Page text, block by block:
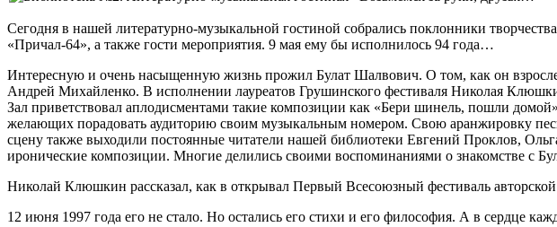
Сегодня в нашей литературно-музыкальной гостиной собрались поклонники
«Причал-64», а также гости мероприятия. 9 мая ему бы исполнилось 94 года…
Интересную и очень насыщенную жизнь прожил Булат Шалвович. О том, как он
Андрей Михайленко. В исполнении лауреатов Грушинского фестиваля Николая
Зал приветствовал аплодисментами такие композиции как «Бери шинель, пошли
желающих порадовать аудиторию своим музыкальным номером. Свою аранжировку
сцену также выходили постоянные читатели нашей библиотеки Евгений Проклов,
иронические композиции. Многие делились своими воспоминаниями о знакомстве с
Николай Клюшкин рассказал, как в открывал Первый Всесоюзный фестиваль
12 июня 1997 года его не стало. Но остались его стихи и его философия. А в сердце